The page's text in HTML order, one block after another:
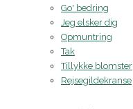
Go' bedring
Jeg elsker dig
Opmuntring
Tak
Tillykke blomster
Rejsegildekranse